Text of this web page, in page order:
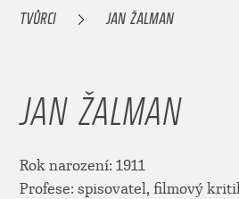
TVŮRCI JAN ŽALMAN
JAN ŽALMAN
Rok narození: 1911
Profese: spisovatel, filmový